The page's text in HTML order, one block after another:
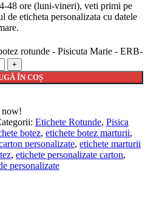
48 ore (luni-vineri), veti primi pe
de eticheta personalizata cu datele
rotunde - Pisicuta Marie - ERB-
ÎN COȘ
now!
Etichete Rotunde, Pisica
botez, etichete botez marturii,
personalizate, etichete marturii
, etichete personalizate carton,
personalizate